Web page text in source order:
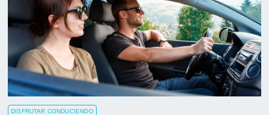
DISFRUTAR CONDUCIENDO